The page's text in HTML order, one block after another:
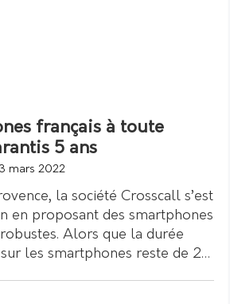
français à toute
5 ans
3 mars 2022
la société Crosscall s’est
en proposant des smartphones
Alors que la durée
les smartphones reste de 2…